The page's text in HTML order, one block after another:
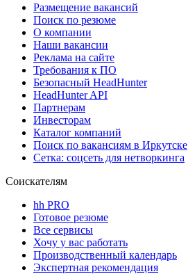
Размещение вакансий
Поиск по резюме
О компании
Наши вакансии
Реклама на сайте
Требования к ПО
Безопасный HeadHunter
HeadHunter API
Партнерам
Инвесторам
Каталог компаний
Поиск по вакансиям в Иркутске
Сетка: соцсеть для нетворкинга
Соискателям
hh PRO
Готовое резюме
Все сервисы
Хочу у вас работать
Производственный календарь
Экспертная рекомендация